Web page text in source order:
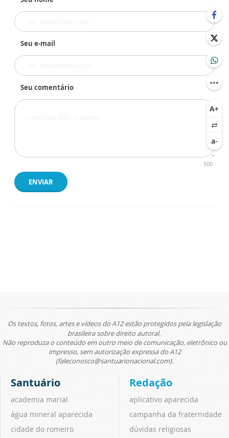
Seu e-mail
Seu comentário
500
ENVIAR
Os textos, fotos, artes e vídeos do A12 estão protegidos pela legislação
brasileira sobre direito autoral.
Não reproduza o conteúdo em outro meio de comunicação, eletrônico ou
impresso, sem autorização expressa do A12
(faleconosco@santuarionacional.com).
Santuário
academia marial
água mineral aparecida
cidade do romeiro
Redação
aplicativo aparecida
campanha da fraternidade
dúvidas religiosas